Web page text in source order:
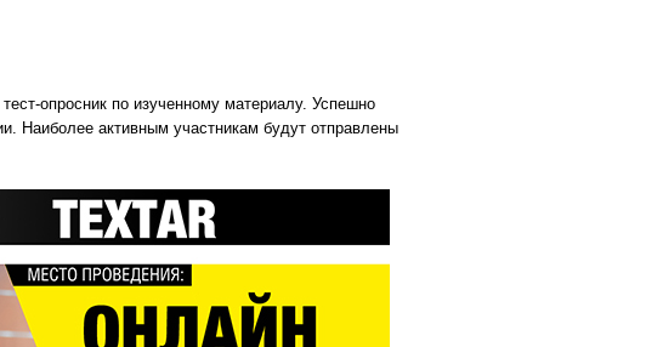
опросник по изученному материалу. Успешно
Наиболее активным участникам будут отправлены